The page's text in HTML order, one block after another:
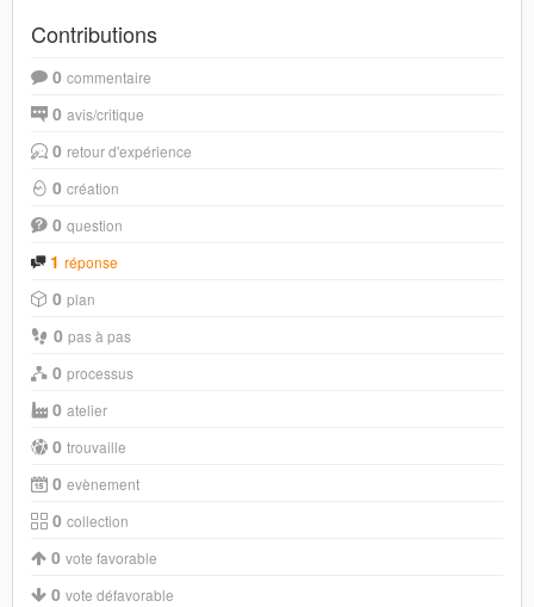
Contributions
0 commentaire
0 avis/critique
0 retour d'expérience
0 création
0 question
1 réponse
0 plan
0 pas à pas
0 processus
0 atelier
0 trouvaille
0 evènement
0 collection
0 vote favorable
0 vote défavorable